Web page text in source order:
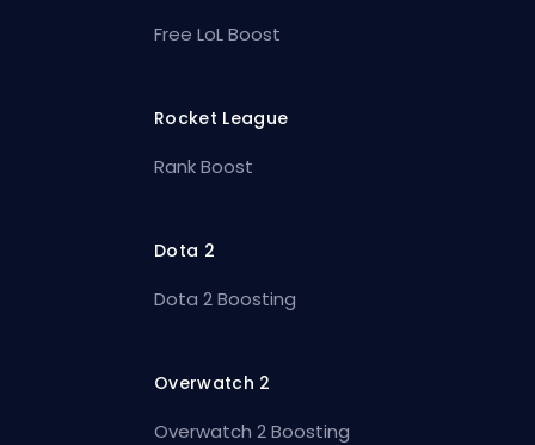
Free LoL Boost
Rocket League
Rank Boost
Dota 2
Dota 2 Boosting
Overwatch 2
Overwatch 2 Boosting